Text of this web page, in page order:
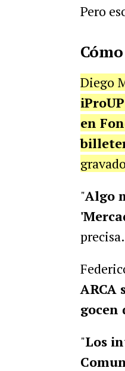
Pero
Diego
iProUP
en
"Algo
precisa.
ARCA
gocen
"Los